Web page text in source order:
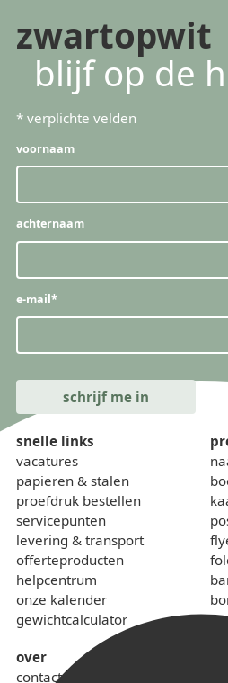
zwartopwit
blijf op de
* verplichte velden
voornaam
achternaam
e-mail*
snelle links
vacatures
papieren & stalen
proefdruk bestellen
servicepunten
levering & transport
offerteproducten
helpcentrum
onze kalender
gewichtcalculator
over
contact